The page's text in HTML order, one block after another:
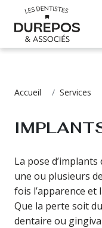
URGENCE
Accueil Services
La pose
une ou plusieurs
fois l’apparence
Que la perte soit
dentaire ou